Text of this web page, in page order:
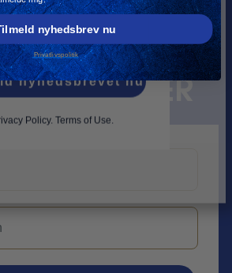
nyhedsbrevet nu
Policy. Terms of Use.
OPDATERET
MED
KVINDER
nyhedsbrev nu
Privatlivspolitik